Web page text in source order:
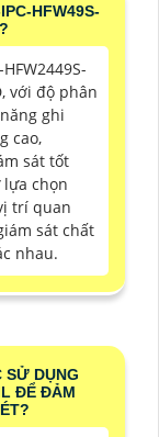
HFW49S-
với độ phân
ghi
cao,
sát tốt
chọn
trí quan
sát chất
nhau.
SỬ DỤNG
ĐỂ ĐẢM